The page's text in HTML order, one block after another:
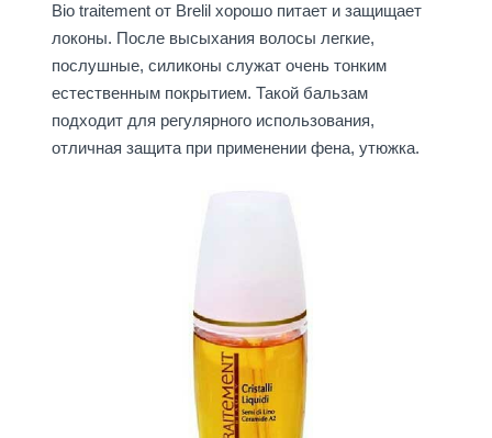
Bio traitement от Brelil хорошо питает и защищает
локоны. После высыхания волосы легкие,
послушные, силиконы служат очень тонким
естественным покрытием. Такой бальзам
подходит для регулярного использования,
отличная защита при применении фена, утюжка.